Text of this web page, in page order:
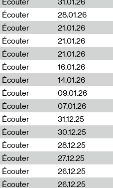
Écouter
28.01.26
Écouter
21.01.26
Écouter
21.01.26
Écouter
21.01.26
Écouter
16.01.26
Écouter
14.01.26
Écouter
09.01.26
Écouter
07.01.26
Écouter
31.12.25
Écouter
30.12.25
Écouter
28.12.25
Écouter
27.12.25
Écouter
26.12.25
Écouter
26.12.25